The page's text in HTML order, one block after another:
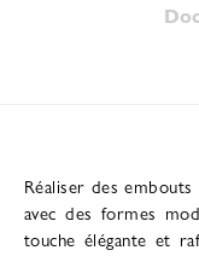
Réaliser des
avec des formes
touche élégante et